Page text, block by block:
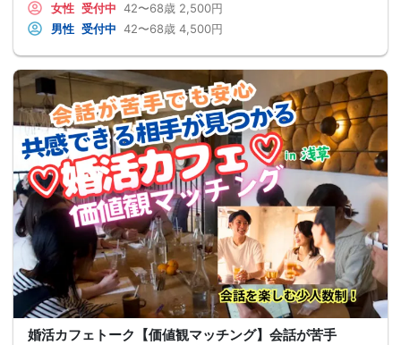
女性 受付中 42〜68歳 2,500円
男性 受付中 42〜68歳 4,500円
婚活カフェトーク【価値観マッチング】会話が苦手